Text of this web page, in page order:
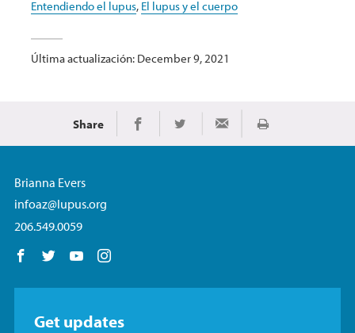
Entendiendo el lupus, El lupus y el cuerpo
Última actualización: December 9, 2021
Share Share on Facebook
Share on TwitterShare via EmailImprimir
Brianna Evers
infoaz@lupus.org
206.549.0059
Follow us on Facebook
Follow us on Twitter
Follow us on YouTube
Get updates